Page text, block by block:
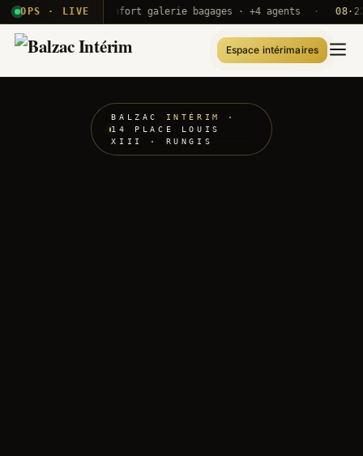
OPS · LIVE
· S3 · GB02 Renfort galerie bagages · +4 agents · 08·22
Espace intérimaires
BALZAC INTÉRIM
·
14 PLACE LOUIS
XIII · RUNGIS